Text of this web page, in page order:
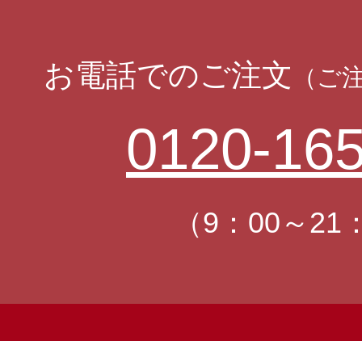
お電話でのご注文 （ご
0120-
（9：00～21